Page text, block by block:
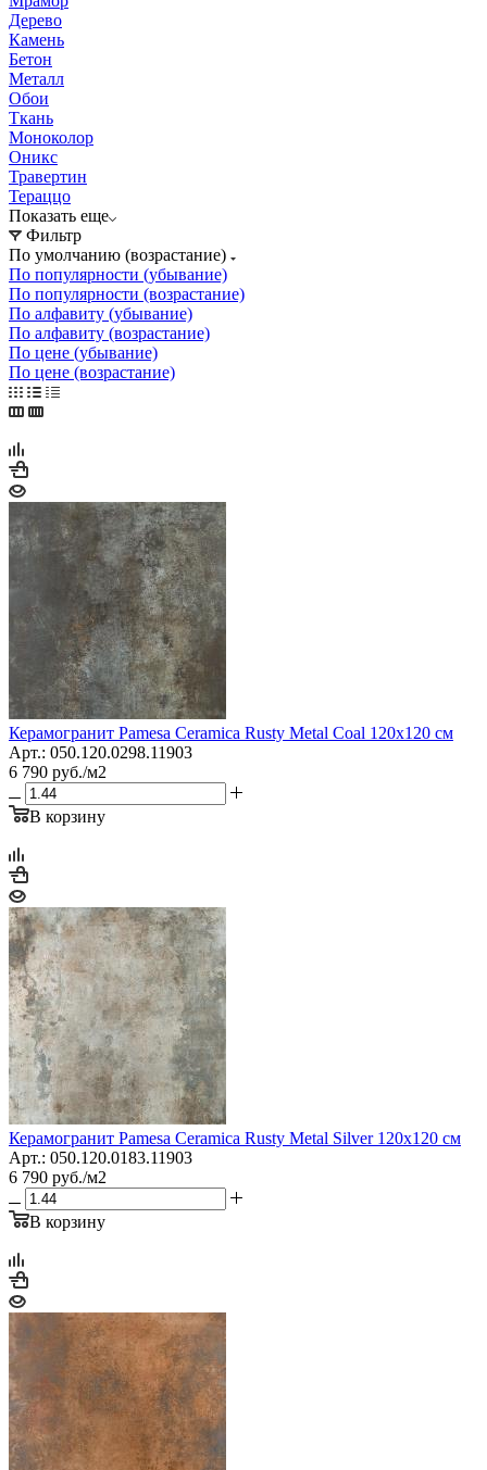
Дерево
Камень
Бетон
Металл
Обои
Ткань
Моноколор
Оникс
Травертин
Тераццо
Показать еще
Фильтр
По умолчанию (возрастание)
По популярности (убывание)
По популярности (возрастание)
По алфавиту (убывание)
По алфавиту (возрастание)
По цене (убывание)
По цене (возрастание)
Керамогранит Pamesa Сeramica Rusty Metal Coal 120x120 см
Арт.: 050.120.0298.11903
6 790 руб./м2
В корзину
Керамогранит Pamesa Сeramica Rusty Metal Silver 120x120 см
Арт.: 050.120.0183.11903
6 790 руб./м2
В корзину